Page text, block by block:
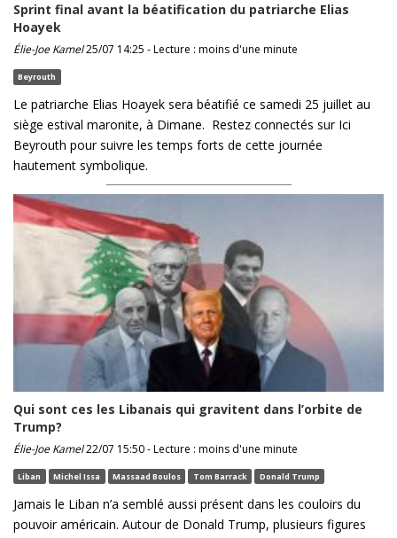
Sprint final avant la béatification du patriarche Elias
Hoayek
Élie-Joe Kamel25/07 14:25 - Lecture : moins d'une minute
Beyrouth
Le patriarche Elias Hoayek sera béatifié ce samedi 25 juillet au
siège estival maronite, à Dimane. Restez connectés sur Ici
Beyrouth pour suivre les temps forts de cette journée
hautement symbolique.
Qui sont ces les Libanais qui gravitent dans l’orbite de
Trump?
Élie-Joe Kamel22/07 15:50 - Lecture : moins d'une minute
Liban Michel Issa Massaad Boulos Tom Barrack Donald Trump
Jamais le Liban n’a semblé aussi présent dans les couloirs du
pouvoir américain. Autour de Donald Trump, plusieurs figures